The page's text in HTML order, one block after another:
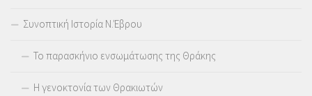
Συνοπτική Ιστορία Ν.Έβρου
Το παρασκήνιο ενσωμάτωσης της Θράκης
Η γενοκτονία των Θρακιωτών